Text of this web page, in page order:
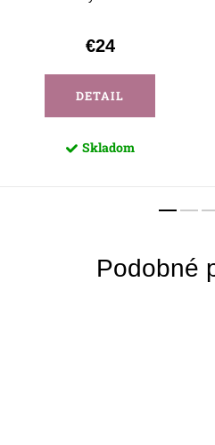
€24
DETAIL
Skladom